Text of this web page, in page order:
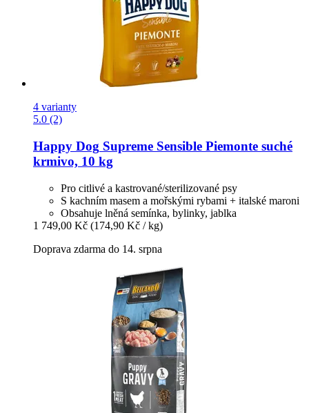
4 varianty
5.0 (2)
Happy Dog Supreme Sensible Piemonte suché
krmivo, 10 kg
Pro citlivé a kastrované/sterilizované psy
S kachním masem a mořskými rybami + italské maroni
Obsahuje lněná semínka, bylinky, jablka
1 749,00 Kč (174,90 Kč / kg)
Doprava zdarma do 14. srpna